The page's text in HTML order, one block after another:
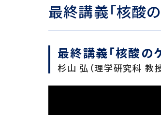
最終講義「核酸
最終講義「核酸の
杉山 弘（理学研究科 教授